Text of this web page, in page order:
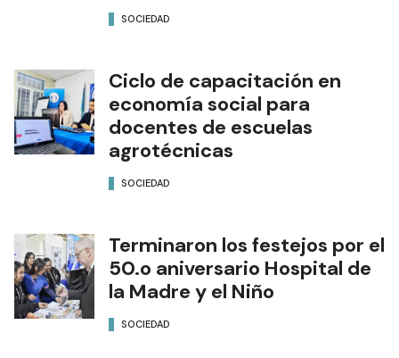
SOCIEDAD
Ciclo de capacitación en
economía social para
docentes de escuelas
agrotécnicas
SOCIEDAD
Terminaron los festejos por el
50.o aniversario Hospital de
la Madre y el Niño
SOCIEDAD